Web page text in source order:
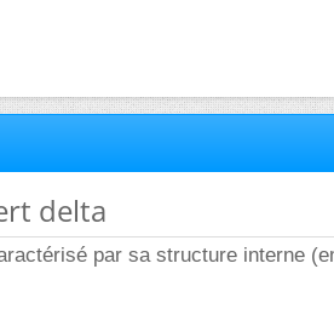
delta
par sa structure interne